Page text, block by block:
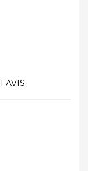
AVIS